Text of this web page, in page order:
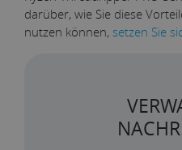
darüber, wie Sie diese
nutzen können, setzen Sie